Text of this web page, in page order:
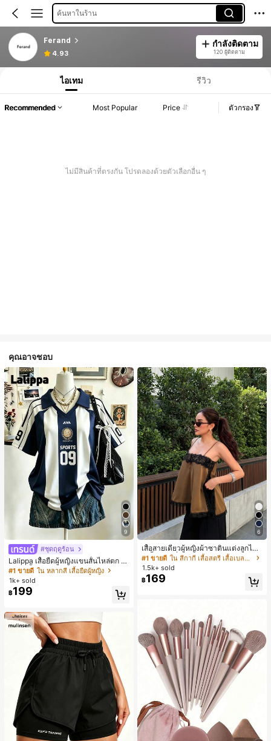
ค้นหาในร้าน
Ferand
4.93
กำลังติดตาม
120 ผู้ติดตาม
ไอเทม รีวิว
Recommended Most Popular Price ตัวกรอง
ไม่มีสินค้าที่ตรงกัน โปรดลองด้วยตัวเลือกอื่น ๆ
คุณอาจชอบ
9
#ชุดฤดูร้อน
Lalippa เสื้อยืดผู้หญิงแขนสั้นไหล่ตก ค
อวีปกเสื้อ ลายพิมพ์ดิจิทัลลายทาง สไตล์
สปอร์ตแฟชั่นมินิมอล ของขวัญสำหรับเ
พื่อน
#1 ขายดี ใน หลากสี เสื้อยืดผู้หญิง
1k+ sold
฿199
6
เสื้อสายเดี่ยวผู้หญิงผ้าซาตินแต่งลูกไม้
- เสื้อสายเดี่ยวฤดูร้อนสีคากีมีรอยผ่าด้า
นข้างที่น่าดึงดูดแบบสบายๆ
#1 ขายดี
ใน สีกากี เสื้อสตรี เสื้อเบลาส์ & Tee
ลูกค้ากลับมาซื้อซ้ำ!
#1 ขายดี
ใน สีกากี เสื้อสตรี เสื้อเบลาส์ & Tee
ลูกค้ากลับมาซื้อซ้ำ!
#1 ขายดี
ใน สีกากี เสื้อสตรี เสื้อเบลาส์ & Tee
ลูกค้ากลับมาซื้อซ้ำ!
#1 ขายดี
ใน สีกากี เสื้อสตรี เสื้อเบลาส์ & Tee
1.5k+ sold
฿169